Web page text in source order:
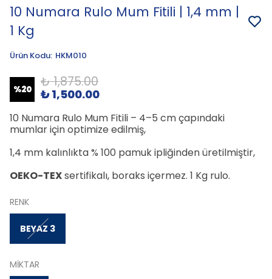
10 Numara Rulo Mum Fitili | 1,4 mm |
1 Kg
Ürün Kodu: HKM010
%20 ₺ 1,875.00
₺ 1,500.00
10 Numara Rulo Mum Fitili – 4–5 cm çapındaki
mumlar için optimize edilmiş,
1,4 mm kalınlıkta % 100 pamuk ipliğinden üretilmiştir,
OEKO-TEXsertifikalı, boraks içermez. 1 Kg rulo.
RENK
BEYAZ 3
MİKTAR